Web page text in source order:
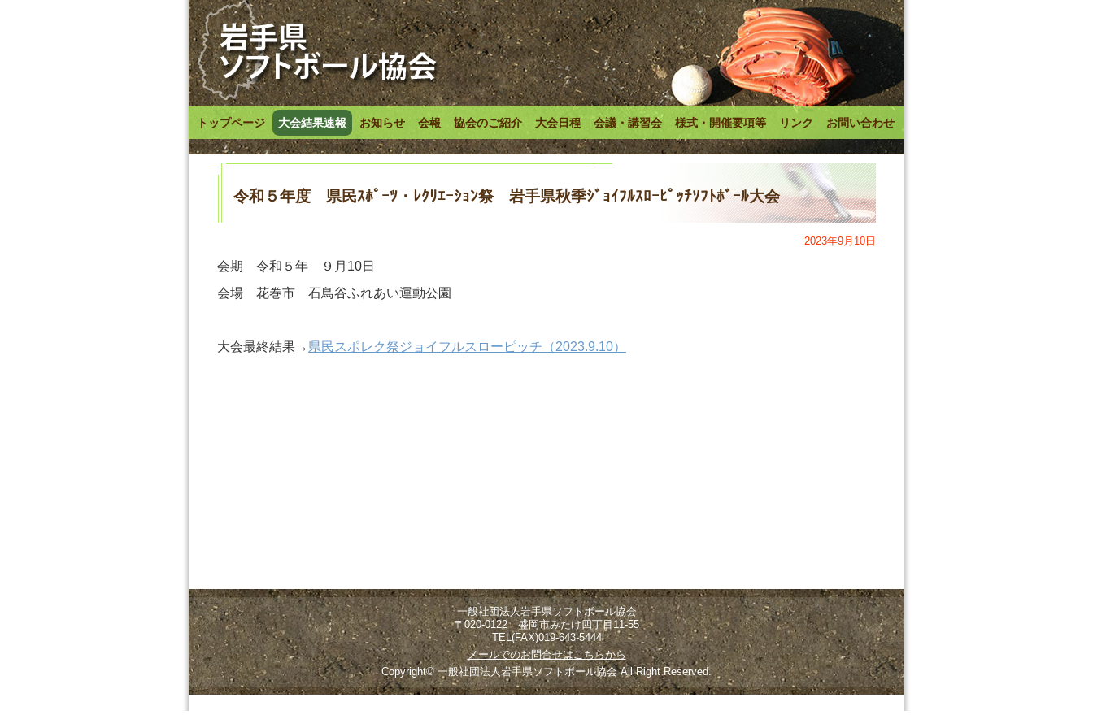
トップページ 大会結果速報 お知らせ 会報 協会のご紹介 大会日程 会議・講習会 様式・開催要項等 リンク お問い合わせ
令和５年度 県民ｽﾎﾟｰﾂ・ﾚｸﾘｴｰｼｮﾝ祭 岩手県秋季ｼﾞｮｲﾌﾙｽﾛｰﾋﾟｯﾁｿﾌﾄﾎﾞｰﾙ大会
2023年9月10日
会期 令和５年 ９月10日
会場 花巻市 石鳥谷ふれあい運動公園
大会最終結果→ 県民スポレク祭ジョイフルスローピッチ（2023.9.10）
一般社団法人岩手県ソフトボール協会
〒020-0122 盛岡市みたけ四丁目11-55
TEL(FAX)019-643-5444
メールでのお問合せはこちらから
Copyright© 一般社団法人岩手県ソフトボール協会 All Right Reserved.